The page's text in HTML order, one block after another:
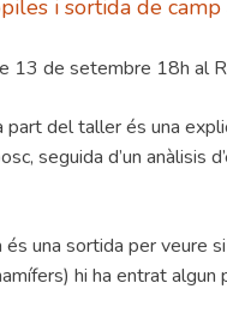
i sortida de
13 de setembre 18h al
part del taller és una
seguida d’un anàlisis
és una sortida per veure
hi ha entrat